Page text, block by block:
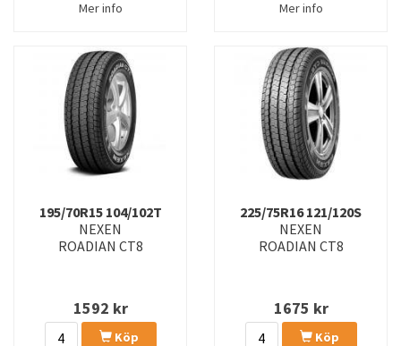
Mer info Mer info
195/70R15 104/102T
NEXEN
ROADIAN CT8
1592 kr
Köp
225/75R16 121/120S
NEXEN
ROADIAN CT8
1675 kr
Köp